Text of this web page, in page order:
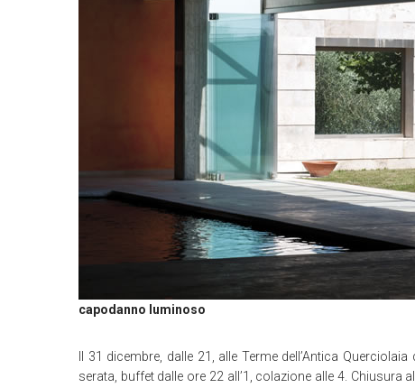
capodanno luminoso
Il 31 dicembre, dalle 21, alle Terme dell’Antica
serata, buffet dalle ore 22 all’1, colazione alle 4. Chiusura